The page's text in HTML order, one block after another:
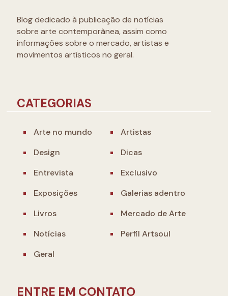
Blog dedicado à publicação de notícias
sobre arte contemporânea, assim como
informações sobre o mercado, artistas e
movimentos artísticos no geral.
CATEGORIAS
Arte no mundo
Artistas
Design
Dicas
Entrevista
Exclusivo
Exposições
Galerias adentro
Livros
Mercado de Arte
Notícias
Perfil Artsoul
Geral
ENTRE EM CONTATO